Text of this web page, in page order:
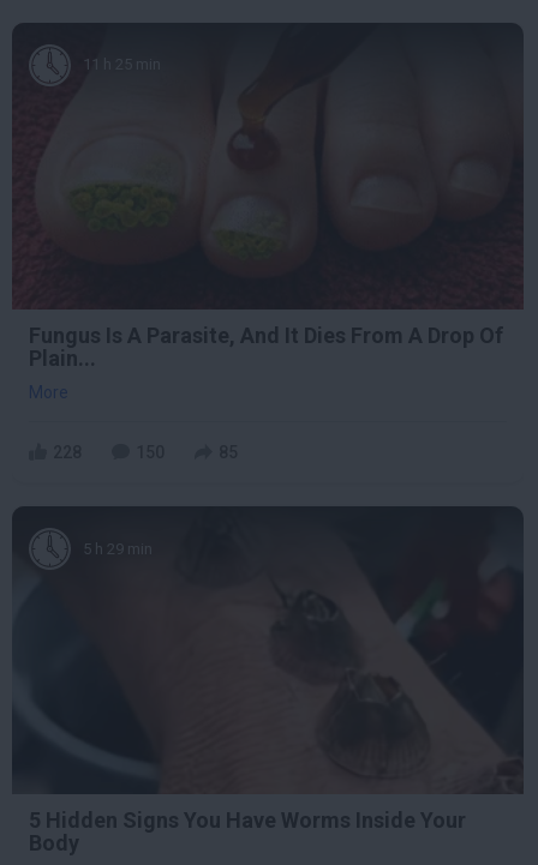
11 h 25 min
Fungus Is A Parasite, And It Dies From A Drop Of
Plain...
More
5 h 29 min
5 Hidden Signs You Have Worms Inside Your
Body